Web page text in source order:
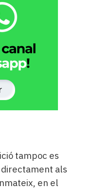
tampoc es
als
en el